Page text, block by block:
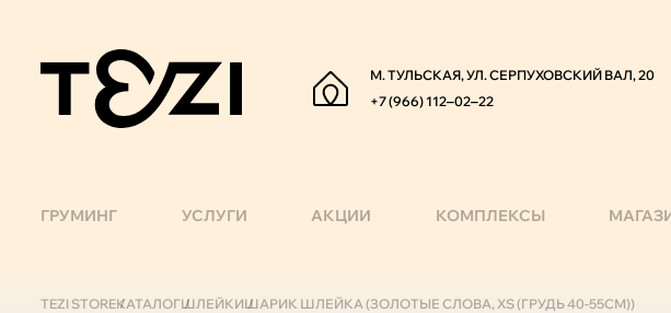
М. ТУЛЬСКАЯ, УЛ. СЕРПУХОВСКИЙ ВАЛ, 20
+7 (966) 112‒02‒22
ГРУМИНГ УСЛУГИ АКЦИИ КОМПЛЕКСЫ
TEZI STOREКАТАЛОГШЛЕЙКИШАРИК ШЛЕЙКА (ЗОЛОТЫЕ СЛОВА, XS (ГРУДЬ 40-55СМ))